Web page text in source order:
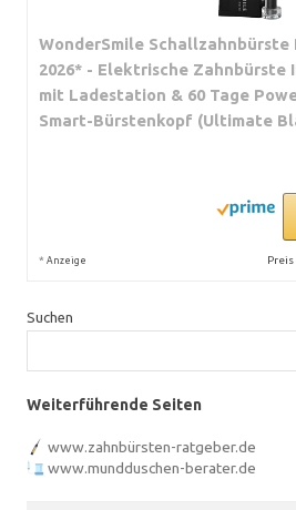
WonderSmile Schallzahnbürste
2026* - Elektrische Zahnbürste
mit Ladestation & 60 Tage
Smart-Bürstenkopf (Ultimate
* Anzeige Preis
Suchen
Weiterführende Seiten
www.zahnbürsten-ratgeber.de
www.mundduschen-berater.de